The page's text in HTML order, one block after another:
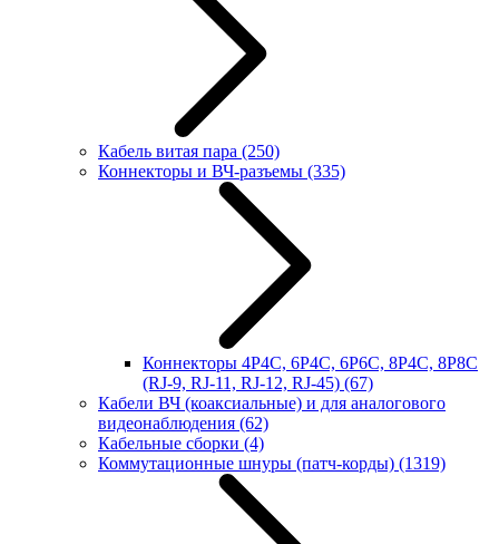
Кабель витая пара (250)
Коннекторы и ВЧ-разъемы (335)
Коннекторы 4P4C, 6P4C, 6P6C, 8P4C, 8P8C
(RJ-9, RJ-11, RJ-12, RJ-45) (67)
Кабели ВЧ (коаксиальные) и для аналогового
видеонаблюдения (62)
Кабельные сборки (4)
Коммутационные шнуры (патч-корды) (1319)